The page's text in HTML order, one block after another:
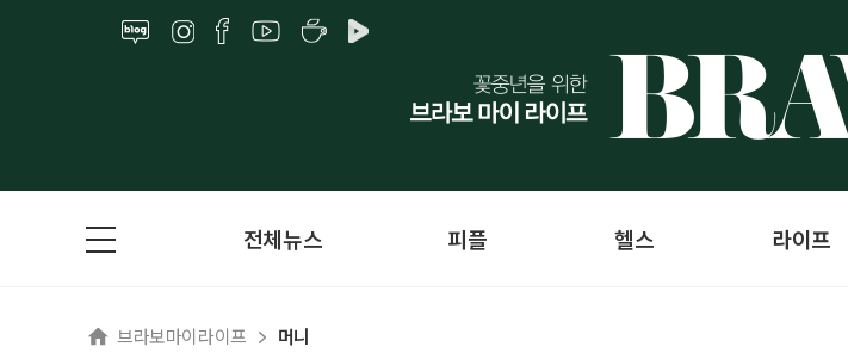
전체뉴스 피플 헬스 라이프
브라보마이라이프 머니